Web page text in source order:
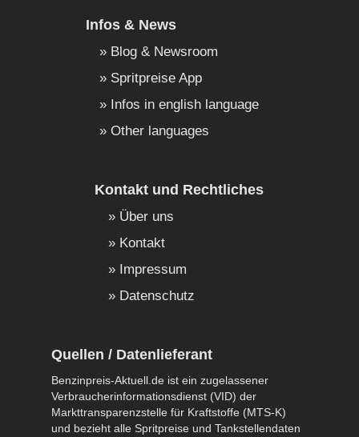
Infos & News
Blog & Newsroom
Spritpreise App
Infos in english language
Other languages
Kontakt und Rechtliches
Über uns
Kontakt
Impressum
Datenschutz
Quellen / Datenlieferant
Benzinpreis-Aktuell.de ist ein zugelassener
Verbraucherinformationsdienst (VID) der
Markttransparenzstelle für Kraftstoffe (MTS-K)
und bezieht alle Spritpreise und Tankstellendaten